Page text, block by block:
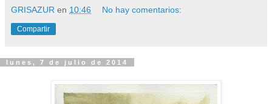
GRISAZUR en 10:46 No hay comentarios:
Compartir
lunes, 7 de julio de 2014